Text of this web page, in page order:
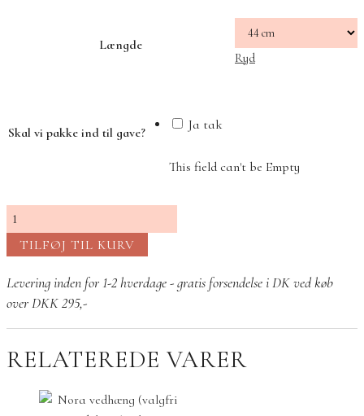
Længde
Ryd
Skal vi pakke ind til gave? Ja tak
This field can't be Empty
Life
17
halskæde
sølv
antal
TILFØJ TIL KURV
Levering inden for 1-2 hverdage - gratis forsendelse i DK ved køb
over DKK 295,-
RELATEREDE VARER